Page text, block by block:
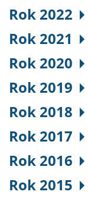
Rok 2022
Rok 2021
Rok 2020
Rok 2019
Rok 2018
Rok 2017
Rok 2016
Rok 2015